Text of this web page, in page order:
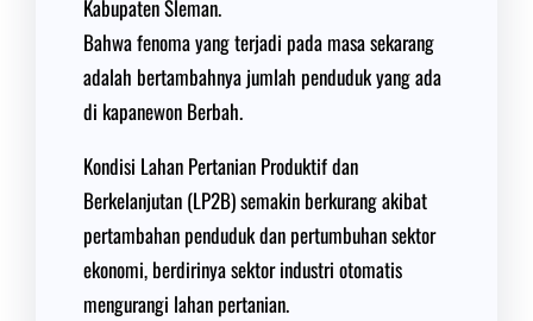
Kabupaten Sleman.
Bahwa fenoma yang terjadi pada masa sekarang
adalah bertambahnya jumlah penduduk yang ada
di kapanewon Berbah.
Kondisi Lahan Pertanian Produktif dan
Berkelanjutan (LP2B) semakin berkurang akibat
pertambahan penduduk dan pertumbuhan sektor
ekonomi, berdirinya sektor industri otomatis
mengurangi lahan pertanian.